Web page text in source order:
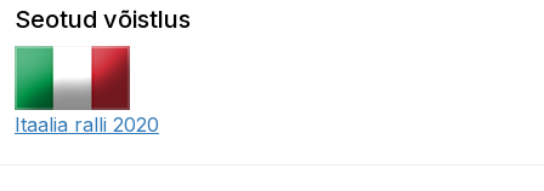
Seotud võistlus
Itaalia ralli 2020